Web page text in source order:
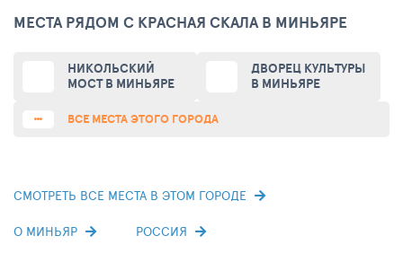
МЕСТА РЯДОМ С КРАСНАЯ СКАЛА В МИНЬЯРЕ
НИКОЛЬСКИЙ
МОСТ В МИНЬЯРЕ
ДВОРЕЦ КУЛЬТУРЫ
В МИНЬЯРЕ
ВСЕ МЕСТА ЭТОГО ГОРОДА
СМОТРЕТЬ ВСЕ МЕСТА В ЭТОМ ГОРОДЕ
О МИНЬЯР РОССИЯ